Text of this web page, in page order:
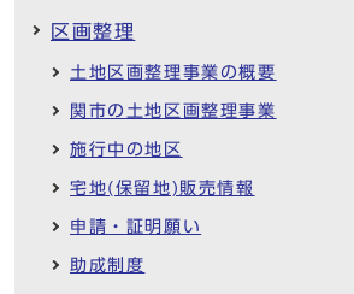
区画整理
土地区画整理事業の概要
関市の土地区画整理事業
施行中の地区
宅地(保留地)販売情報
申請・証明願い
助成制度